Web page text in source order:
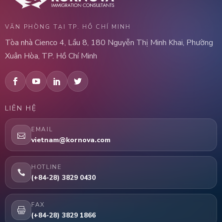
VĂN PHÒNG TẠI TP. HỒ CHÍ MINH
Tòa nhà Cienco 4, Lầu 8, 180 Nguyễn Thị Minh Khai, Phường
Xuân Hòa, TP. Hồ Chí Minh
LIÊN HỆ
EMAIL
vietnam@kornova.com
HOTLINE
(+84-28) 3829 0430
FAX
(+84-28) 3829 1866